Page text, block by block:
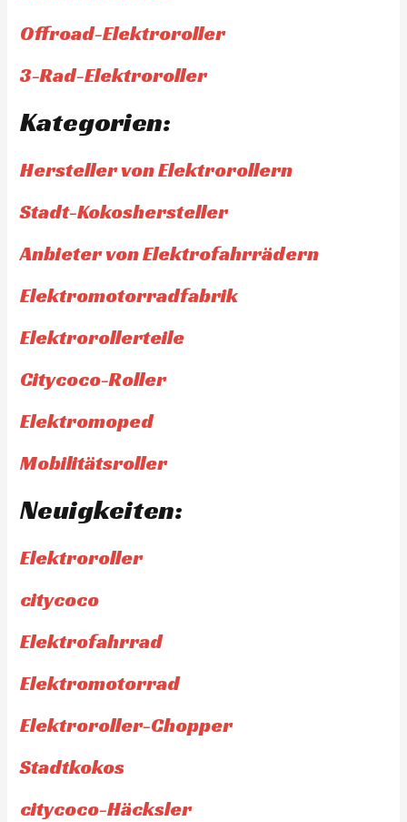
Offroad-Elektroroller
3-Rad-Elektroroller
Kategorien:
Hersteller von Elektrorollern
Stadt-Kokoshersteller
Anbieter von Elektrofahrrädern
Elektromotorradfabrik
Elektrorollerteile
Citycoco-Roller
Elektromoped
Mobilitätsroller
Neuigkeiten:
Elektroroller
citycoco
Elektrofahrrad
Elektromotorrad
Elektroroller-Chopper
Stadtkokos
citycoco-Häcksler